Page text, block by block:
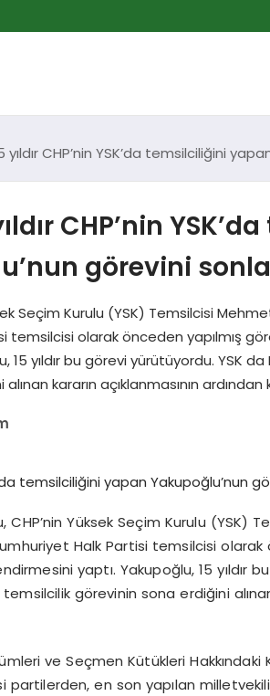
yıldır CHP’nin YSK’da temsilciliğini
CHP’nin
görevini
Seçim Kurulu (YSK) Temsilcisi
olarak önceden yapılmış
15 yıldır bu görevi yürütüyordu. YSK
kararın açıklanmasının
CHP’nin Yüksek Seçim Kurulu (YSK)
Halk Partisi temsilcisi
yaptı. Yakupoğlu, 15 yıldır
görevinin sona erdiğini alınan
ve Seçmen Kütükleri Hakkındaki
partilerden, en son yapılan